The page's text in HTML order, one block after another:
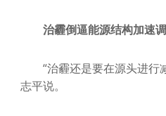
治霾倒逼能源结构加速
“治霾还是要在源头进行
志平说。